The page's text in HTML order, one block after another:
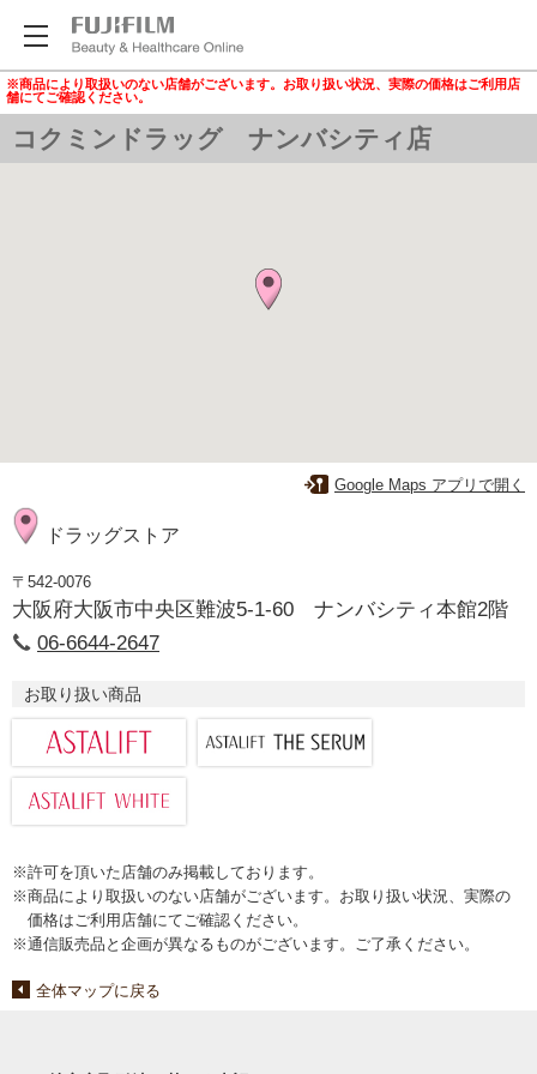
※商品により取扱いのない店舗がございます。お取り扱い状況、実際の価格はご利用店
舗にてご確認ください。
コクミンドラッグ ナンバシティ店
Google Maps アプリで開く
ドラッグストア
〒542-0076
大阪府大阪市中央区難波5-1-60 ナンバシティ本館2階
06-6644-2647
お取り扱い商品
※許可を頂いた店舗のみ掲載しております。
※商品により取扱いのない店舗がございます。お取り扱い状況、実際の
価格はご利用店舗にてご確認ください。
※通信販売品と企画が異なるものがございます。ご了承ください。
全体マップに戻る